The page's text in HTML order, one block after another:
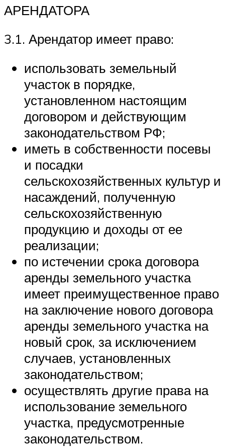
АРЕНДАТОРА
3.1. Арендатор имеет право:
использовать земельный
участок в порядке,
установленном настоящим
договором и действующим
законодательством РФ;
иметь в собственности посевы
и посадки
сельскохозяйственных культур и
насаждений, полученную
сельскохозяйственную
продукцию и доходы от ее
реализации;
по истечении срока договора
аренды земельного участка
имеет преимущественное право
на заключение нового договора
аренды земельного участка на
новый срок, за исключением
случаев, установленных
законодательством;
осуществлять другие права на
использование земельного
участка, предусмотренные
законодательством.